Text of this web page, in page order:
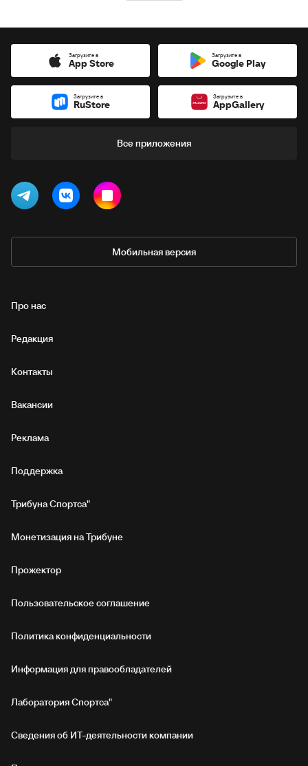
Загрузите в
App Store
Загрузите в
Google Play
Загрузите в
RuStore
Загрузите в
AppGallery
Все приложения
Мобильная версия
Про нас
Редакция
Контакты
Вакансии
Реклама
Поддержка
Трибуна Спортса"
Монетизация на Трибуне
Прожектор
Пользовательское соглашение
Политика конфиденциальности
Информация для правообладателей
Лаборатория Спортса"
Сведения об ИТ‑деятельности компании